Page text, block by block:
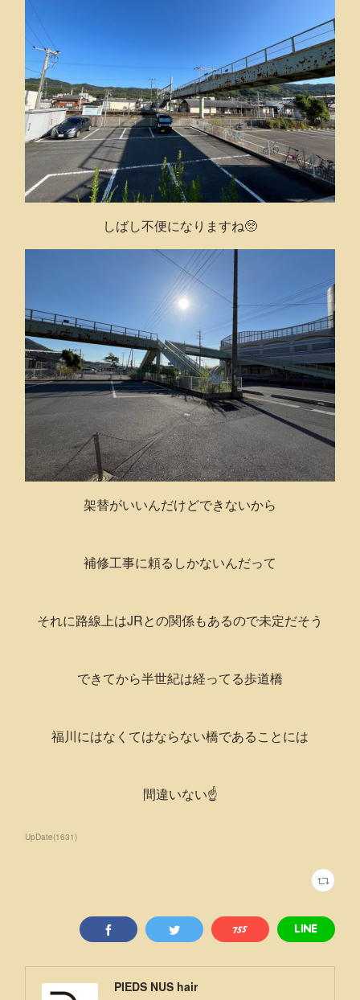
しばし不便になりますね🥺
架替がいいんだけどできないから
補修工事に頼るしかないんだって
それに路線上はJRとの関係もあるので未定だそう
できてから半世紀は経ってる歩道橋
福川にはなくてはならない橋であることには
間違いない☝️
UpDate(1631)
PIEDS NUS hair